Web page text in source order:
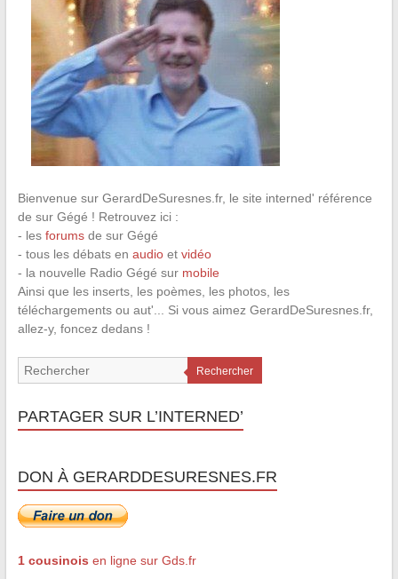
Bienvenue sur GerardDeSuresnes.fr, le site interned' référence
de sur Gégé ! Retrouvez ici :
- les forumsde sur Gégé
- tous les débats en audioet vidéo
- la nouvelle Radio Gégé sur mobile
Ainsi que les inserts, les poèmes, les photos, les
téléchargements ou aut'... Si vous aimez GerardDeSuresnes.fr,
allez-y, foncez dedans !
Rechercher
PARTAGER SUR L’INTERNED’
DON À GERARDDESURESNES.FR
1 cousinois en ligne sur Gds.fr